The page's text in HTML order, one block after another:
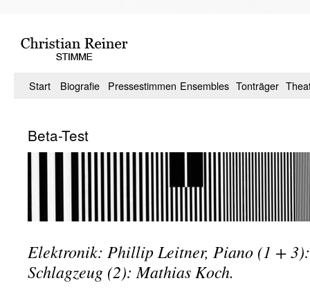
springen
Start Biografie Pressestimmen Ensembles Tonträger
Beta-Test
Elektronik: Phillip Leitner, Piano (1 +
Schlagzeug (2): Mathias Koch.